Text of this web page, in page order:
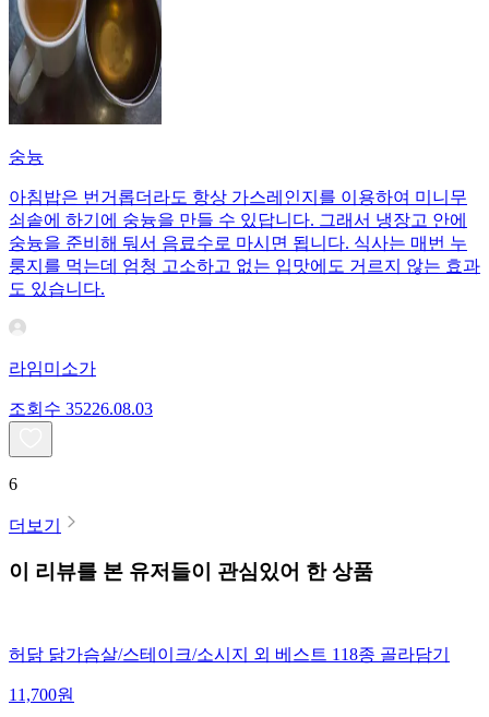
숭늉
아침밥은 번거롭더라도 항상 가스레인지를 이용하여 미니무
쇠솥에 하기에 숭늉을 만들 수 있답니다. 그래서 냉장고 안에
숭늉을 준비해 둬서 음료수로 마시면 됩니다. 식사는 매번 누
룽지를 먹는데 엄청 고소하고 없는 입맛에도 거르지 않는 효과
도 있습니다.
라임미소가
조회수 35226.08.03
6
더보기
이 리뷰를 본 유저들이 관심있어 한 상품
허닭 닭가슴살/스테이크/소시지 외 베스트 118종 골라담기
11,700원